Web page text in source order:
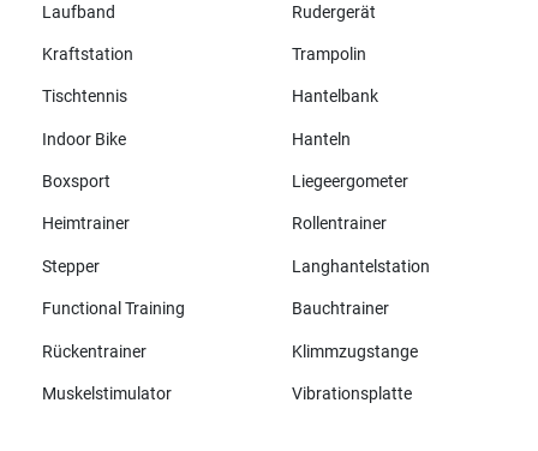
Laufband Rudergerät
Kraftstation Trampolin
Tischtennis Hantelbank
Indoor Bike Hanteln
Boxsport Liegeergometer
Heimtrainer Rollentrainer
Stepper Langhantelstation
Functional Training Bauchtrainer
Rückentrainer Klimmzugstange
Muskelstimulator Vibrationsplatte